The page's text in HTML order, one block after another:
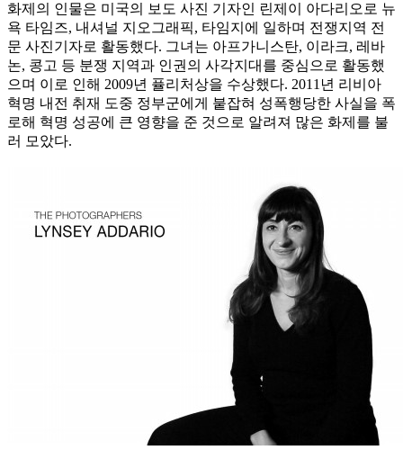
화제의 인물은 미국의 보도 사진 기자인 린제이 아다리오로 뉴
욕 타임즈, 내셔널 지오그래픽, 타임지에 일하며 전쟁지역 전
문 사진기자로 활동했다. 그녀는 아프가니스탄, 이라크, 레바
논, 콩고 등 분쟁 지역과 인권의 사각지대를 중심으로 활동했
으며 이로 인해 2009년 퓰리처상을 수상했다. 2011년 리비아
혁명 내전 취재 도중 정부군에게 붙잡혀 성폭행당한 사실을 폭
로해 혁명 성공에 큰 영향을 준 것으로 알려져 많은 화제를 불
러 모았다.